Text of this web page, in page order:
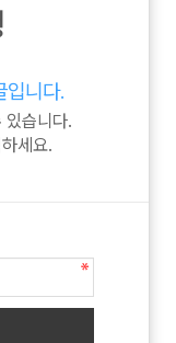
입니다.
있습니다.
세요.